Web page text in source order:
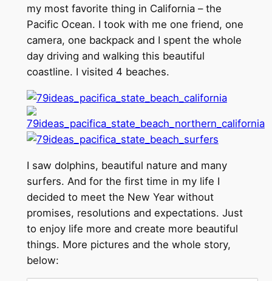
my most favorite thing in California – the
Pacific Ocean. I took with me one friend, one
camera, one backpack and I spent the whole
day driving and walking this beautiful
coastline. I visited 4 beaches.
I saw dolphins, beautiful nature and many
surfers. And for the first time in my life I
decided to meet the New Year without
promises, resolutions and expectations. Just
to enjoy life more and create more beautiful
things. More pictures and the whole story,
below: